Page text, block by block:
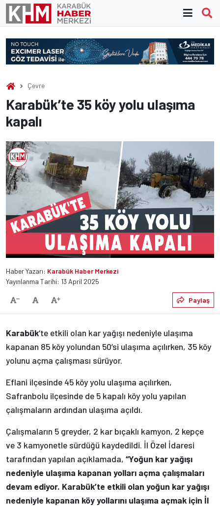
Skip
content
Çevre
Karabük’te 35 köy yolu ulaşıma
kapalı
Haber Yazarı: Karabük Haber Merkezi
Yayınlanma Tarihi: 13 April 2025
Yazıyı KüçültVarsayılanYazıyı Büyüt Paylaş
Karabük‘te etkili olan kar yağışı nedeniyle ulaşıma
kapanan 85 köy yolundan 50’si ulaşıma açılırken, 35 köy
yolunu açma çalışması sürüyor.
Eflani ilçesinde 45 köy yolu ulaşıma açılırken,
Safranbolu ilçesinde de 5 kapalı köy yolu yapılan
çalışmaların ardından ulaşıma açıldı.
Çalışmaların 5 greyder, 2 kar bıçaklı kamyon, 2 kepçe
ve 3 kamyonetle sürdüğü kaydedildi. İl Özel İdaresi
tarafından yapılan açıklamada, “Yoğun kar yağışı
nedeniyle ulaşıma kapanan yolları açma çalışmaları
devam ediyor. Karabük’te etkili olan yoğun kar yağışı
nedeniyle kapanan köy yollarını ulaşıma açmak için İl